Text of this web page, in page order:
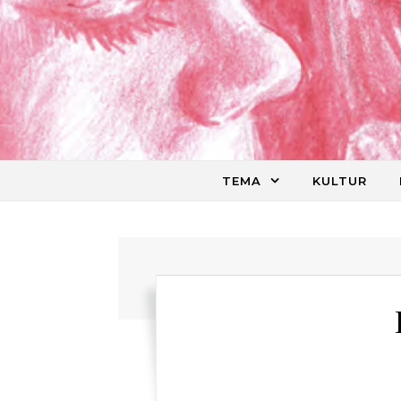
Skip to content
TEMA KULTUR